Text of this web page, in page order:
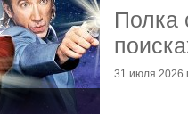
Полка
31 июля 2026